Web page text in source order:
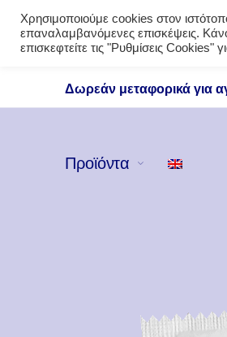
Δωρεάν μεταφορικά για
Προϊόντα
Χρησιμοποιούμε cookies στον
επαναλαμβανόμενες επισκέψεις.
επισκεφτείτε τις "Ρυθμίσεις